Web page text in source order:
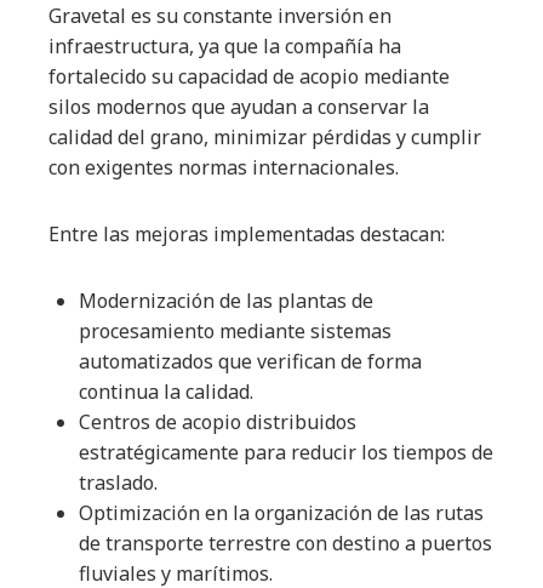
Gravetal es su constante inversión en
infraestructura, ya que la compañía ha
fortalecido su capacidad de acopio mediante
silos modernos que ayudan a conservar la
calidad del grano, minimizar pérdidas y cumplir
con exigentes normas internacionales.
Entre las mejoras implementadas destacan:
Modernización de las plantas de
procesamiento mediante sistemas
automatizados que verifican de forma
continua la calidad.
Centros de acopio distribuidos
estratégicamente para reducir los tiempos de
traslado.
Optimización en la organización de las rutas
de transporte terrestre con destino a puertos
fluviales y marítimos.